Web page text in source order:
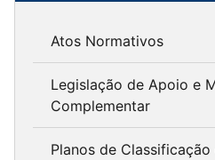
Atos Normativos
Legislação de Apoio e
Complementar
Planos de Classificação